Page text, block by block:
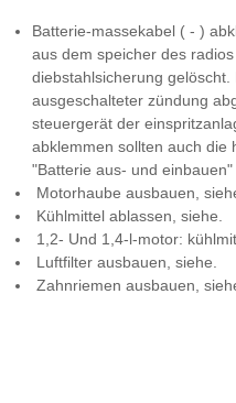
Batterie-massekabel ( - )
aus dem speicher des
diebstahlsicherung
ausgeschalteter zündung
steuergerät der
abklemmen sollten auch die
"Batterie aus- und
Motorhaube ausbauen,
Kühlmittel ablassen, siehe.
1,2- Und 1,4-l-motor:
Luftfilter ausbauen, siehe.
Zahnriemen ausbauen,